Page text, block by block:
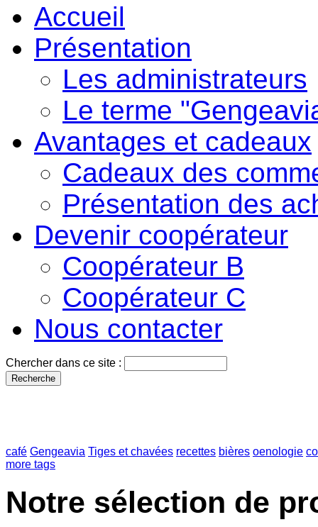
Accueil
Présentation
Les administrateurs
Le terme
Avantages et cadeaux
Cadeaux des
Présentation des
Devenir coopérateur
Coopérateur B
Coopérateur C
Nous contacter
Chercher dans ce site :
café Gengeavia Tiges et chavées recettes bières oenologie
more tags
Notre sélection de